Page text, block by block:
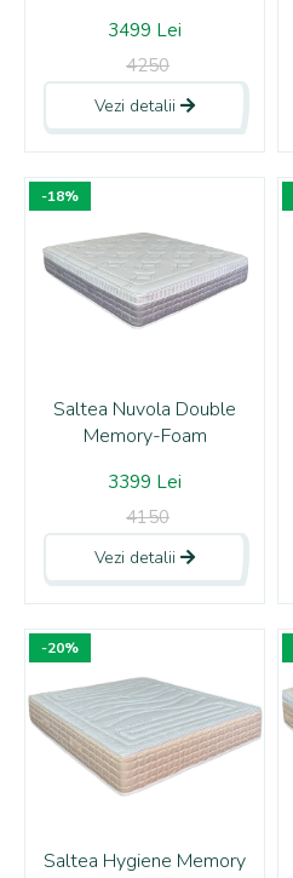
3499 Lei
4250
Vezi detalii
-18%
Saltea Nuvola Double
Memory-Foam
3399 Lei
4150
Vezi detalii
-20%
Saltea Hygiene Memory